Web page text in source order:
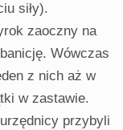
siły).
zaoczny na
Wówczas
z nich aż w
w zastawie.
przybyli